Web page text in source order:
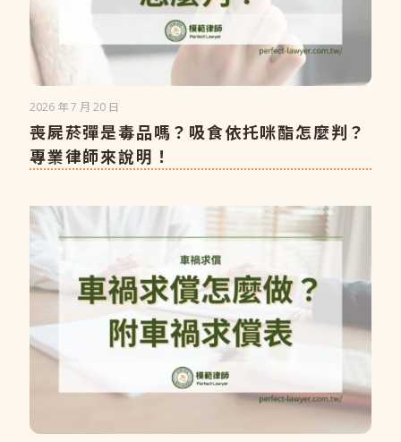
2026 年 7 月 20 日
喪屍菸彈是毒品嗎？吸食依托咪酯怎麼判？
專業律師來說明！